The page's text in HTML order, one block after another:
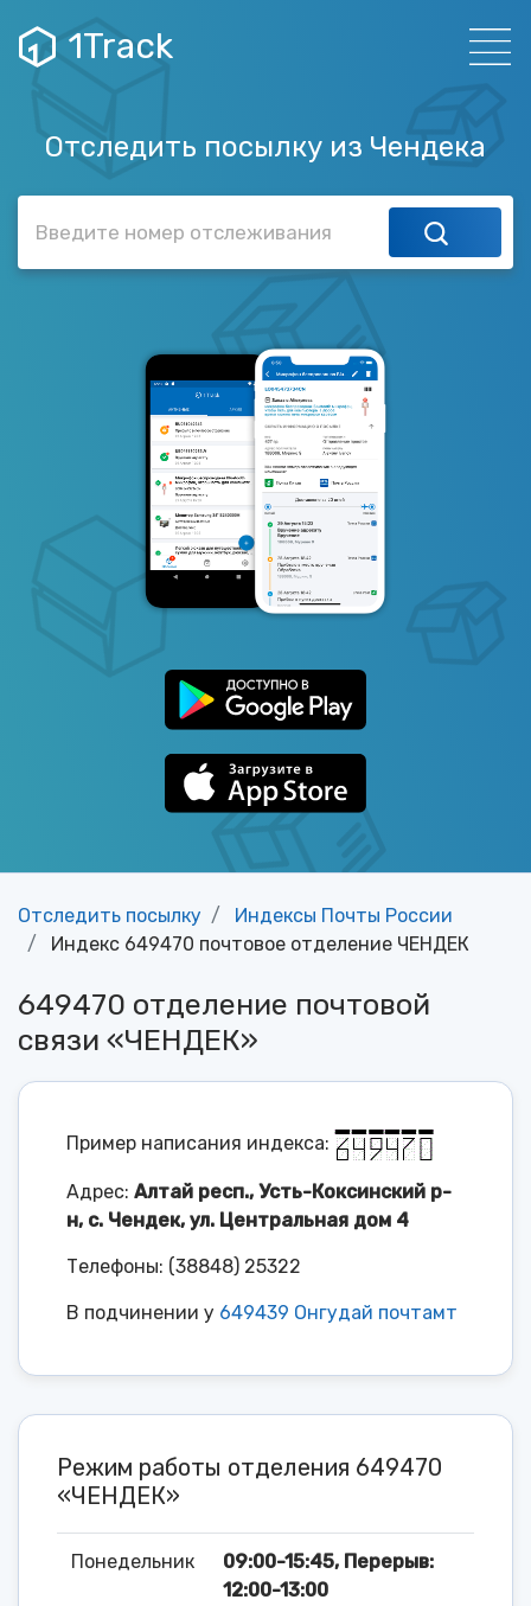
1Track
Отследить посылку из Чендека
Отследить посылку
Индексы Почты России
Индекс 649470 почтовое отделение ЧЕНДЕК
649470 отделение почтовой
связи «ЧЕНДЕК»
Пример написания индекса:
Адрес: Алтай респ., Усть-Коксинский р-
н, с. Чендек, ул. Центральная дом 4
Телефоны: (38848) 25322
В подчинении у 649439 Онгудай почтамт
Режим работы отделения 649470
«ЧЕНДЕК»
Понедельник
09:00-15:45, Перерыв:
12:00-13:00